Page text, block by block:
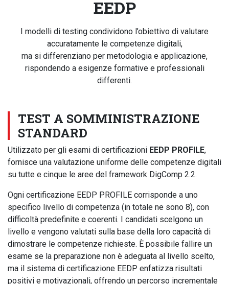
EEDP
I modelli di testing condividono l’obiettivo di valutare
accuratamente le competenze digitali,
ma si differenziano per metodologia e applicazione,
rispondendo a esigenze formative e professionali
differenti.
TEST A SOMMINISTRAZIONE
STANDARD
Utilizzato per gli esami di certificazioni EEDP PROFILE,
fornisce una valutazione uniforme delle competenze digitali
su tutte e cinque le aree del framework DigComp 2.2.
Ogni certificazione EEDP PROFILE corrisponde a uno
specifico livello di competenza (in totale ne sono 8), con
difficoltà predefinite e coerenti. I candidati scelgono un
livello e vengono valutati sulla base della loro capacità di
dimostrare le competenze richieste. È possibile fallire un
esame se la preparazione non è adeguata al livello scelto,
ma il sistema di certificazione EEDP enfatizza risultati
positivi e motivazionali, offrendo un percorso incrementale